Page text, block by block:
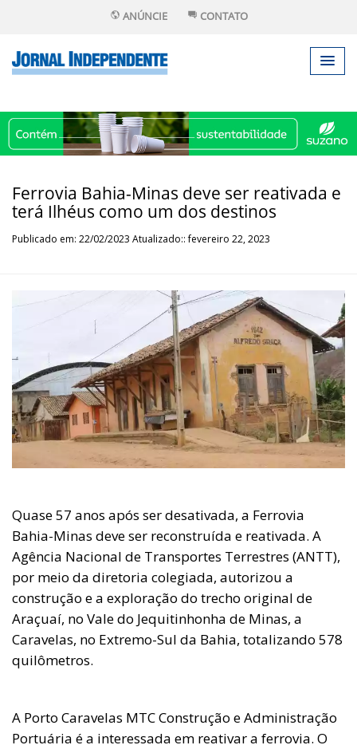
ANÚNCIE CONTATO
Ferrovia Bahia-Minas deve ser reativada e
terá Ilhéus como um dos destinos
Publicado em: 22/02/2023 Atualizado:: fevereiro 22, 2023
Quase 57 anos após ser desativada, a Ferrovia
Bahia-Minas deve ser reconstruída e reativada. A
Agência Nacional de Transportes Terrestres (ANTT),
por meio da diretoria colegiada, autorizou a
construção e a exploração do trecho original de
Araçuaí, no Vale do Jequitinhonha de Minas, a
Caravelas, no Extremo-Sul da Bahia, totalizando 578
quilômetros.
A Porto Caravelas MTC Construção e Administração
Portuária é a interessada em reativar a ferrovia. O